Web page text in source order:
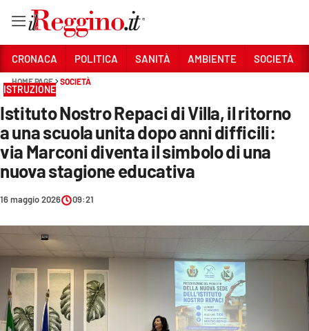
Sezioni
CRONACA
POLITICA
SANITÀ
AMBIENTE
SOCIETÀ
CULTURA
ECONOMIA E LAVORO
EVENTI
CRONACA POLITICA SANITÀ AMBIENTE SOCIETÀ
HOME PAGE SOCIETÀ
ISTRUZIONE
Istituto Nostro Repaci di Villa, il ritorno
a una scuola unita dopo anni difficili:
via Marconi diventa il simbolo di una
nuova stagione educativa
16 maggio 2026 09:21